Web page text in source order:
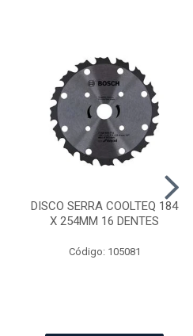
DISCO SERRA COOLTEQ 184
X 254MM 16 DENTES
Código: 105081